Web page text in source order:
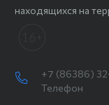
находящихся на
+7 (86386)
Телефон